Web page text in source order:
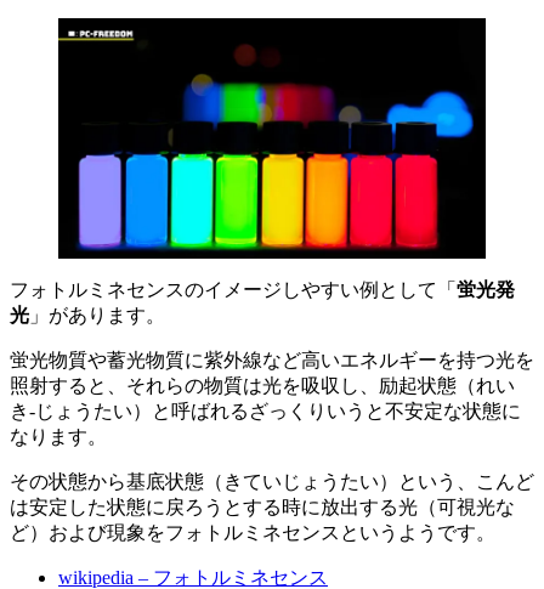
フォトルミネセンスのイメージしやすい例として「 蛍光発
光 」があります。
蛍光物質や蓄光物質に紫外線など高いエネルギーを持つ光を
照射すると、それらの物質は光を吸収し、励起状態（れい
き‐じょうたい）と呼ばれるざっくりいうと不安定な状態に
なります。
その状態から基底状態（きていじょうたい）という、こんど
は安定した状態に戻ろうとする時に放出する光（可視光な
ど）および現象をフォトルミネセンスというようです。
wikipedia – フォトルミネセンス